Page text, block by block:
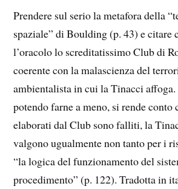
Prendere sul serio la metafora della
spaziale” di Boulding (p. 43) e citare
l’oracolo lo screditatissimo Club di
coerente con la malascienza del
ambientalista in cui la Tinacci affoga.
potendo farne a meno, si rende conto
elaborati dal Club sono falliti, la
valgono ugualmente non tanto per i
“la logica del funzionamento del
procedimento” (p. 122). Tradotta in